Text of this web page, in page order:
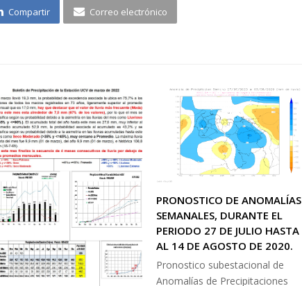
Compartir Correo electrónico
PRONOSTICO DE ANOMALÍAS
SEMANALES, DURANTE EL
PERIODO 27 DE JULIO HASTA
AL 14 DE AGOSTO DE 2020.
Pronostico subestacional de
Anomalías de Precipitaciones